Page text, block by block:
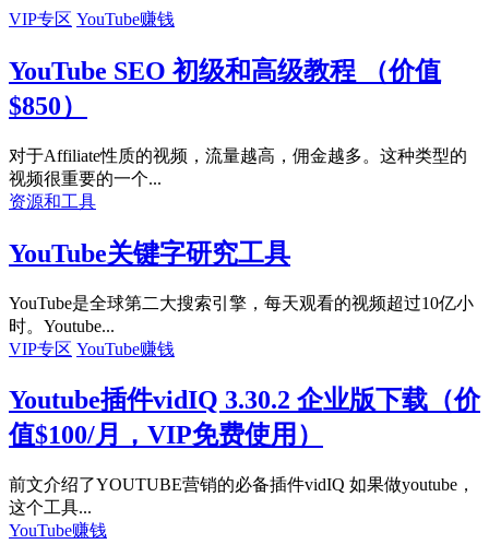
VIP专区 YouTube赚钱
YouTube SEO 初级和高级教程 （价值
$850）
对于Affiliate性质的视频，流量越高，佣金越多。这种类型的
视频很重要的一个...
资源和工具
YouTube关键字研究工具
YouTube是全球第二大搜索引擎，每天观看的视频超过10亿小
时。Youtube...
VIP专区 YouTube赚钱
Youtube插件vidIQ 3.30.2 企业版下载（价
值$100/月，VIP免费使用）
前文介绍了YOUTUBE营销的必备插件vidIQ 如果做youtube，
这个工具...
YouTube赚钱